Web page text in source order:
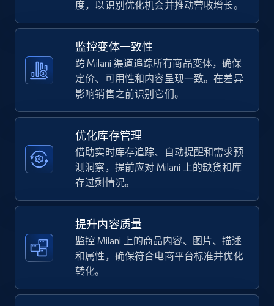
URL, Title, Available, Description, Currency, Initial
price, Final price, Discount percent, and more.
TikTok Shop - category
URL, Title, Available, Description, Currency, Initial
668+
TikTok Shop - Collect TikTok shop products
度，以识别优化机会并推动营收增长。
监控变体一致性
跨 Milani 渠道追踪所有商品变体，确保
定价、可用性和内容呈现一致。在差异
影响销售之前识别它们。
优化库存管理
借助实时库存追踪、自动提醒和需求预
测洞察，提前应对 Milani 上的缺货和库
存过剩情况。
提升内容质量
监控 Milani 上的商品内容、图片、描述
和属性，确保符合电商平台标准并优化
转化。